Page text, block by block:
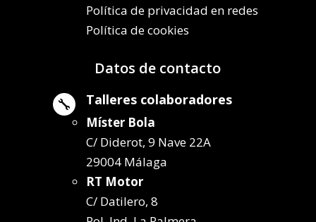
Política de privacidad en redes
Política de cookies
Datos de contacto
 Talleres colaboradores
Míster Bola
C/ Diderot, 9 Nave 22A
29004 Málaga
RT Motor
C/ Datilero, 8